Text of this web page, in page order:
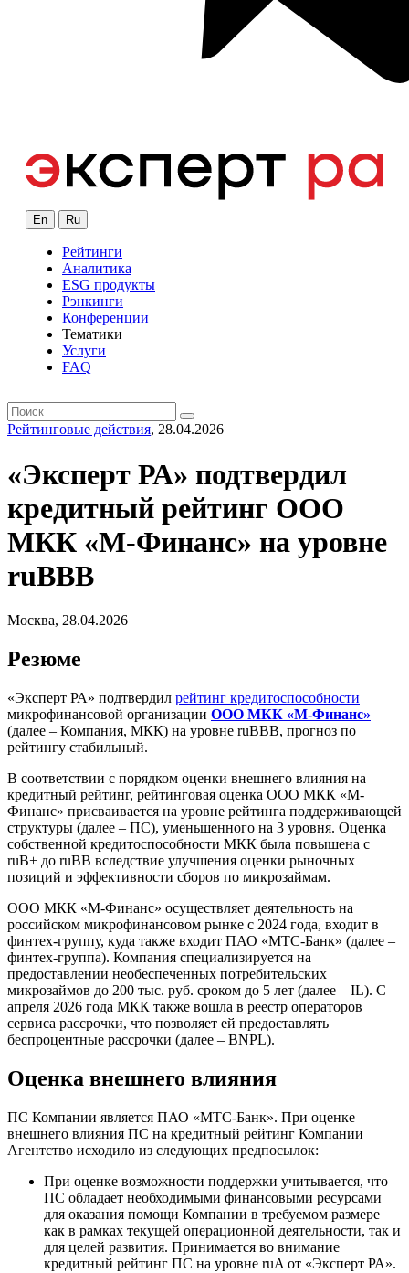
En Ru
Рейтинги
Аналитика
ESG продукты
Рэнкинги
Конференции
Тематики
Услуги
FAQ
Рейтинговые действия, 28.04.2026
«Эксперт РА» подтвердил
кредитный рейтинг ООО
МКК «М-Финанс» на уровне
ruBBB
Москва, 28.04.2026
Резюме
«Эксперт РА» подтвердил рейтинг кредитоспособности
микрофинансовой организации ООО МКК «М-Финанс»
(далее – Компания, МКК) на уровне ruBBB, прогноз по
рейтингу стабильный.
В соответствии с порядком оценки внешнего влияния на
кредитный рейтинг, рейтинговая оценка ООО МКК «М-
Финанс» присваивается на уровне рейтинга поддерживающей
структуры (далее – ПС), уменьшенного на 3 уровня. Оценка
собственной кредитоспособности МКК была повышена с
ruB+ до ruBB вследствие улучшения оценки рыночных
позиций и эффективности сборов по микрозаймам.
ООО МКК «М-Финанс» осуществляет деятельность на
российском микрофинансовом рынке с 2024 года, входит в
финтех-группу, куда также входит ПАО «МТС-Банк» (далее –
финтех-группа). Компания специализируется на
предоставлении необеспеченных потребительских
микрозаймов до 200 тыс. руб. сроком до 5 лет (далее – IL). С
апреля 2026 года МКК также вошла в реестр операторов
сервиса рассрочки, что позволяет ей предоставлять
беспроцентные рассрочки (далее – BNPL).
Оценка внешнего влияния
ПС Компании является ПАО «МТС-Банк». При оценке
внешнего влияния ПС на кредитный рейтинг Компании
Агентство исходило из следующих предпосылок:
При оценке возможности поддержки учитывается, что
ПС обладает необходимыми финансовыми ресурсами
для оказания помощи Компании в требуемом размере
как в рамках текущей операционной деятельности, так и
для целей развития. Принимается во внимание
кредитный рейтинг ПС на уровне ruA от «Эксперт РА».